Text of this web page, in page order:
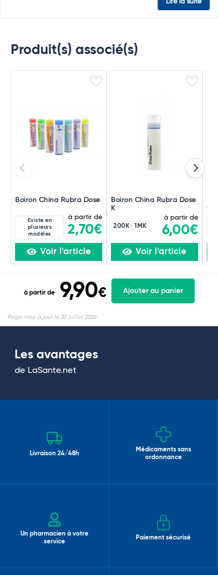
Lire la suite
Produit(s) associé(s)
Boiron China Rubra Dose
Existe en
plusieurs
modèles
à partir de
2,70€
Voir l'article
Boiron China Rubra Dose
K
200K 1MK
à partir de
6,00€
Voir l'article
à partir de 9,90€ Ajouter au panier
Page mise à jour le 30 juillet 2026
Les avantages
de LaSante.net
Livraison 24/48h
Médicaments sans
ordonnance
Un pharmacien à votre
service
Paiement sécurisé